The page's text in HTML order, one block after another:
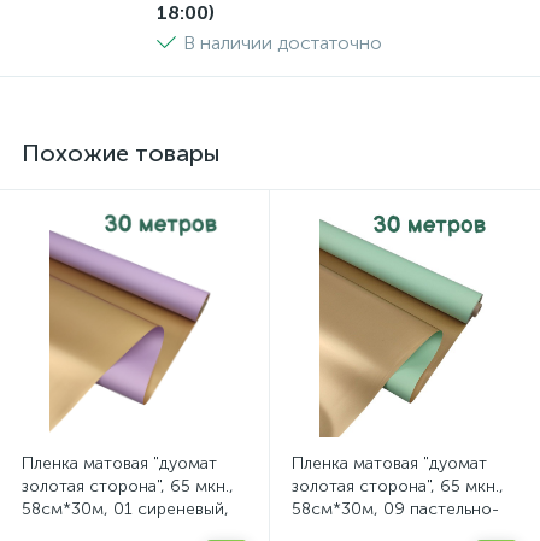
18:00)
В наличии достаточно
Похожие товары
Пленка матовая "дуомат
золотая сторона", 65 мкн.,
58см*30м, 01 сиреневый,
Пленка матовая "дуомат
золотая сторона", 65 мкн.,
58см*30м, 09 пастельно-